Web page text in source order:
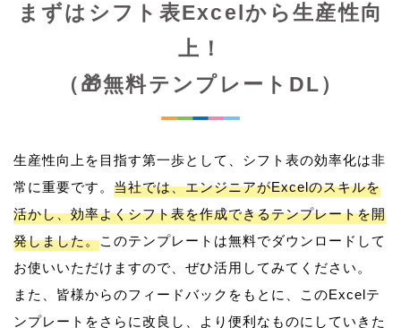
まずはシフト表Excelから生産性向
上！
（🎁無料テンプレートDL）
生産性向上を目指す第一歩として、シフト表の効率化は非
常に重要です。 当社では、エンジニアがExcelのスキルを
活かし、効率よくシフト表を作成できるテンプレートを開
発しました。このテンプレートは無料でダウンロードして
お使いいただけますので、ぜひ活用してみてください。
また、皆様からのフィードバックをもとに、このExcelテ
ンプレートをさらに改良し、より便利なものにしていきた